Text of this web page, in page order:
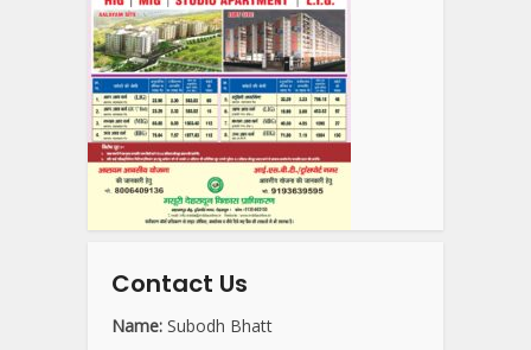
Contact Us
Name: Subodh Bhatt